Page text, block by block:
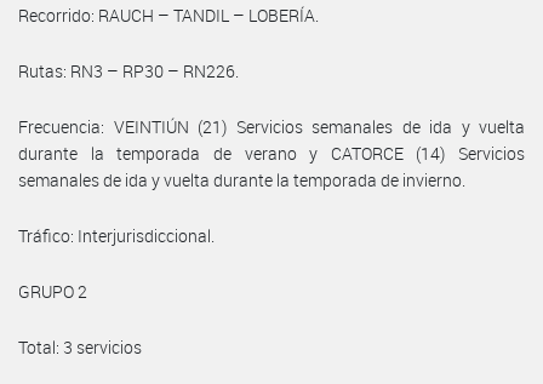
Recorrido: RAUCH – TANDIL – LOBERÍA.
Rutas: RN3 – RP30 – RN226.
Frecuencia: VEINTIÚN (21) Servicios semanales de ida y vuelta
durante la temporada de verano y CATORCE (14) Servicios
semanales de ida y vuelta durante la temporada de invierno.
Tráfico: Interjurisdiccional.
GRUPO 2
Total: 3 servicios